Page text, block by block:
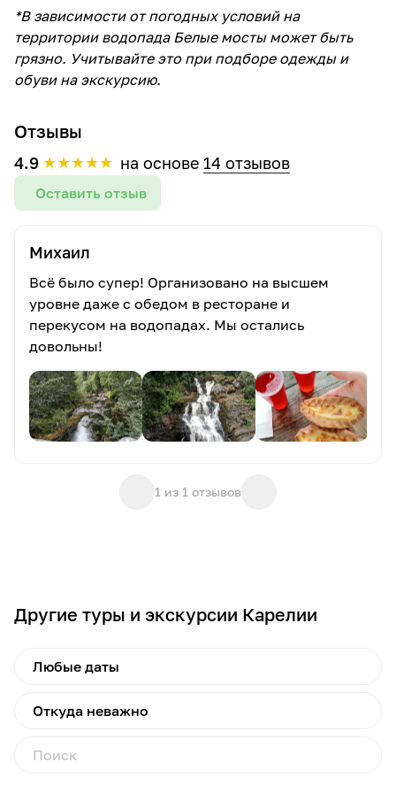
*В зависимости от погодных условий на
территории водопада Белые мосты может быть
грязно. Учитывайте это при подборе одежды и
обуви на экскурсию.
Отзывы
4.9 ★★★★★ на основе 14 отзывов
Оставить отзыв
Михаил
Всё было супер! Организовано на высшем
уровне даже с обедом в ресторане и
перекусом на водопадах. Мы остались
довольны!
1 из 1 отзывов
Другие туры и экскурсии Карелии
Любые даты
Откуда неважно